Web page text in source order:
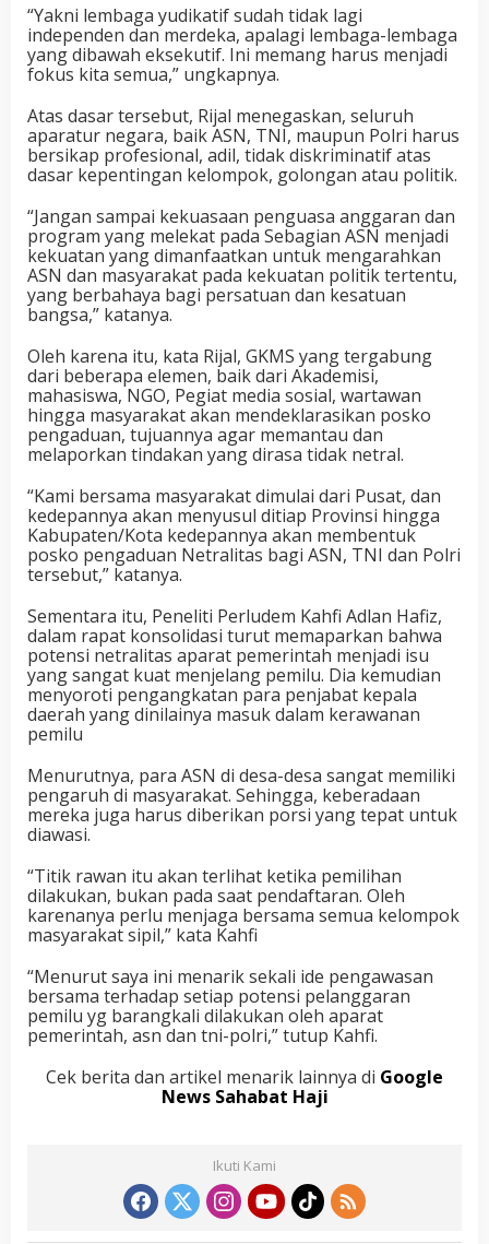
“Yakni lembaga yudikatif sudah tidak lagi
independen dan merdeka, apalagi lembaga-lembaga
yang dibawah eksekutif. Ini memang harus menjadi
fokus kita semua,” ungkapnya.
Atas dasar tersebut, Rijal menegaskan, seluruh
aparatur negara, baik ASN, TNI, maupun Polri harus
bersikap profesional, adil, tidak diskriminatif atas
dasar kepentingan kelompok, golongan atau politik.
“Jangan sampai kekuasaan penguasa anggaran dan
program yang melekat pada Sebagian ASN menjadi
kekuatan yang dimanfaatkan untuk mengarahkan
ASN dan masyarakat pada kekuatan politik tertentu,
yang berbahaya bagi persatuan dan kesatuan
bangsa,” katanya.
Oleh karena itu, kata Rijal, GKMS yang tergabung
dari beberapa elemen, baik dari Akademisi,
mahasiswa, NGO, Pegiat media sosial, wartawan
hingga masyarakat akan mendeklarasikan posko
pengaduan, tujuannya agar memantau dan
melaporkan tindakan yang dirasa tidak netral.
“Kami bersama masyarakat dimulai dari Pusat, dan
kedepannya akan menyusul ditiap Provinsi hingga
Kabupaten/Kota kedepannya akan membentuk
posko pengaduan Netralitas bagi ASN, TNI dan Polri
tersebut,” katanya.
Sementara itu, Peneliti Perludem Kahfi Adlan Hafiz,
dalam rapat konsolidasi turut memaparkan bahwa
potensi netralitas aparat pemerintah menjadi isu
yang sangat kuat menjelang pemilu. Dia kemudian
menyoroti pengangkatan para penjabat kepala
daerah yang dinilainya masuk dalam kerawanan
pemilu
Menurutnya, para ASN di desa-desa sangat memiliki
pengaruh di masyarakat. Sehingga, keberadaan
mereka juga harus diberikan porsi yang tepat untuk
diawasi.
“Titik rawan itu akan terlihat ketika pemilihan
dilakukan, bukan pada saat pendaftaran. Oleh
karenanya perlu menjaga bersama semua kelompok
masyarakat sipil,” kata Kahfi
“Menurut saya ini menarik sekali ide pengawasan
bersama terhadap setiap potensi pelanggaran
pemilu yg barangkali dilakukan oleh aparat
pemerintah, asn dan tni-polri,” tutup Kahfi.
Cek berita dan artikel menarik lainnya di Google
News Sahabat Haji
Ikuti Kami